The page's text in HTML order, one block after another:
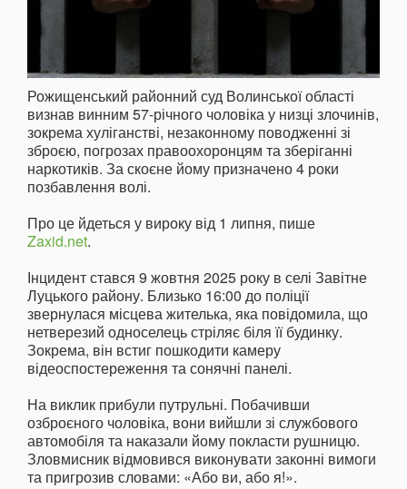
Рожищенський районний суд Волинської області
визнав винним 57-річного чоловіка у низці злочинів,
зокрема хуліганстві, незаконному поводженні зі
зброєю, погрозах правоохоронцям та зберіганні
наркотиків. За скоєне йому призначено 4 роки
позбавлення волі.
Про це йдеться у вироку від 1 липня, пише
Zaxid.net.
Інцидент стався 9 жовтня 2025 року в селі Завітне
Луцького району. Близько 16:00 до поліції
звернулася місцева жителька, яка повідомила, що
нетверезий односелець стріляє біля її будинку.
Зокрема, він встиг пошкодити камеру
відеоспостереження та сонячні панелі.
На виклик прибули путрульні. Побачивши
озброєного чоловіка, вони вийшли зі службового
автомобіля та наказали йому покласти рушницю.
Зловмисник відмовився виконувати законні вимоги
та пригрозив словами: «Або ви, або я!».